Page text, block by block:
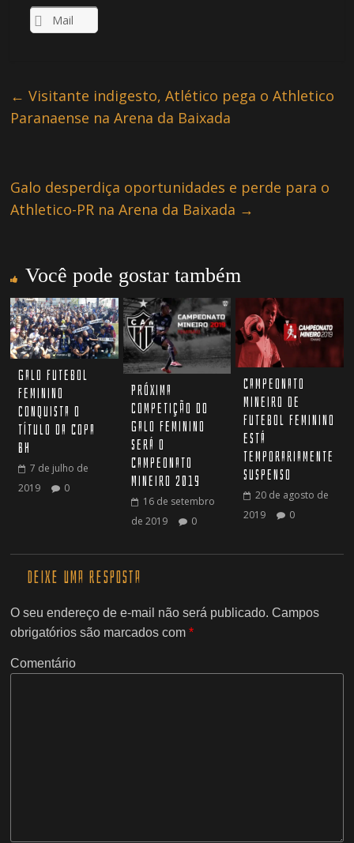
Mail
← Visitante indigesto, Atlético pega o Athletico
Paranaense na Arena da Baixada
Galo desperdiça oportunidades e perde para o
Athletico-PR na Arena da Baixada →
Você pode gostar também
Galo Futebol
Feminino
conquista o
título da Copa
BH
7 de julho de
2019
0
Próxima
competição do
Galo Feminino
será o
Campeonato
Mineiro 2019
16 de setembro
de 2019
0
Campeonato
Mineiro de
Futebol Feminino
está
temporariamente
suspenso
20 de agosto de
2019
0
Deixe uma resposta
O seu endereço de e-mail não será publicado. Campos
obrigatórios são marcados com*
Comentário